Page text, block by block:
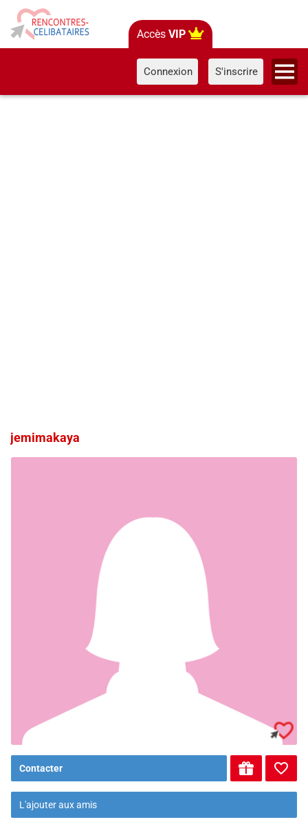
Accès VIP
Connexion S'inscrire
jemimakaya
Contacter
L'ajouter aux amis